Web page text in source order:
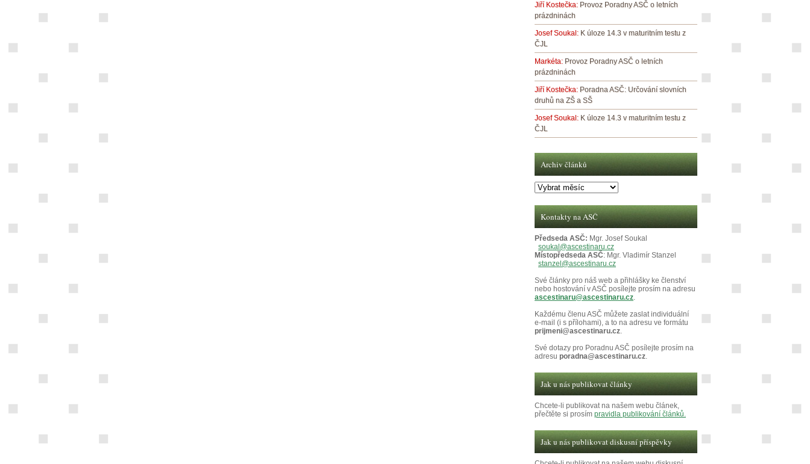
Jiří Kostečka: Provoz Poradny ASČ o letních
prázdninách
Josef Soukal: K úloze 14.3 v maturitním testu z
ČJL
Markéta: Provoz Poradny ASČ o letních
prázdninách
Jiří Kostečka: Poradna ASČ: Určování slovních
druhů na ZŠ a SŠ
Josef Soukal: K úloze 14.3 v maturitním testu z
ČJL
Archiv článků
Archiv
článků
Kontakty na ASČ
Předseda ASČ: Mgr. Josef Soukal
soukal@ascestinaru.cz
Místopředseda ASČ: Mgr. Vladimír Stanzel
stanzel@ascestinaru.cz
Své články pro náš web a přihlášky ke členství
nebo hostování v ASČ posílejte prosím na adresu
ascestinaru@ascestinaru.cz.
Každému členu ASČ můžete zaslat individuální
e-mail (i s přílohami), a to na adresu ve formátu
prijmeni@ascestinaru.cz.
Své dotazy pro Poradnu ASČ posílejte prosím na
adresu poradna@ascestinaru.cz.
Jak u nás publikovat články
Chcete-li publikovat na našem webu článek,
přečtěte si prosím pravidla publikování článků.
Jak u nás publikovat diskusní příspěvky